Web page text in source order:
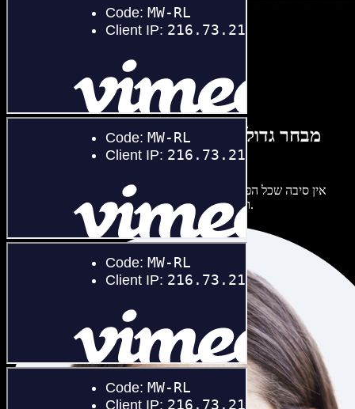
מבחר גדול של קולות נשים וגברים במגוון
מבטאים
אין סיבה שכל הפרויקטים יישמעו אותו דבר. בחרו מתוך מאות קולות
ומבטאים של בינה מלאכותית והתאימו אותם אליכם.